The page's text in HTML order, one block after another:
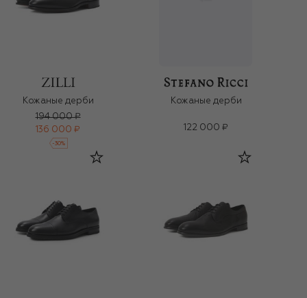
Кожаные дерби
194 000 ₽
136 000 ₽
-30%
Кожаные дерби
122 000 ₽